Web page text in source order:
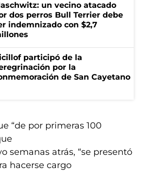
un vecino atacado
dos perros Bull Terrier debe
indemnizado con $2,7
participó de la
por la
de San Cayetano
“de por primeras 100
semanas atrás, “se presentó
hacerse cargo